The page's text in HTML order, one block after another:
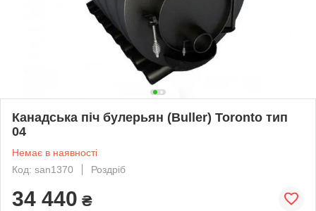
Канадська піч булерьян (Buller) Toronto тип
04
Немає в наявності
Код: san1370
Роздріб
34 440 ₴